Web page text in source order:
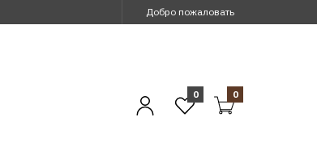
Добро пожаловать
0 0